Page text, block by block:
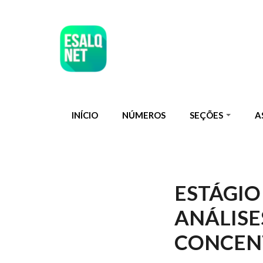
INÍCIO NÚMEROS SEÇÕES